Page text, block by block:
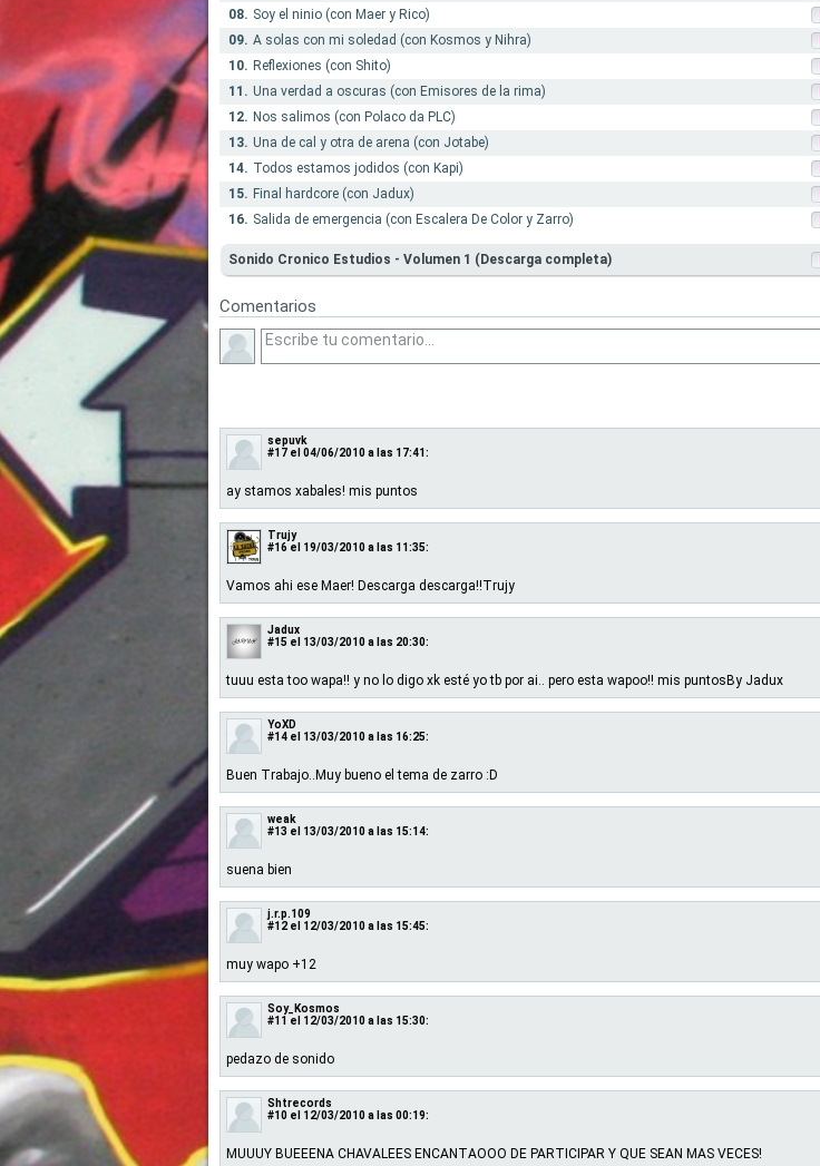
08. Soy el ninio (con Maer y Rico)
09. A solas con mi soledad (con Kosmos y Nihra)
10. Reflexiones (con Shito)
11. Una verdad a oscuras (con Emisores de la rima)
12. Nos salimos (con Polaco da PLC)
13. Una de cal y otra de arena (con Jotabe)
14. Todos estamos jodidos (con Kapi)
15. Final hardcore (con Jadux)
16. Salida de emergencia (con Escalera De Color y Zarro)
Sonido Cronico Estudios - Volumen 1 (Descarga completa)
Comentarios
sepuvk
#17 el 04/06/2010 a las 17:41:
ay stamos xabales! mis puntos
Trujy
#16 el 19/03/2010 a las 11:35:
Vamos ahi ese Maer! Descarga descarga!!Trujy
Jadux
#15 el 13/03/2010 a las 20:30:
tuuu esta too wapa!! y no lo digo xk esté yo tb por ai.. pero esta wapoo!! mis puntosBy Jadux
YoXD
#14 el 13/03/2010 a las 16:25:
Buen Trabajo..Muy bueno el tema de zarro :D
weak
#13 el 13/03/2010 a las 15:14:
suena bien
j.r.p.109
#12 el 12/03/2010 a las 15:45:
muy wapo +12
Soy_Kosmos
#11 el 12/03/2010 a las 15:30:
pedazo de sonido
Shtrecords
#10 el 12/03/2010 a las 00:19:
MUUUY BUEEENA CHAVALEES ENCANTAOOO DE PARTICIPAR Y QUE SEAN MAS VECES!